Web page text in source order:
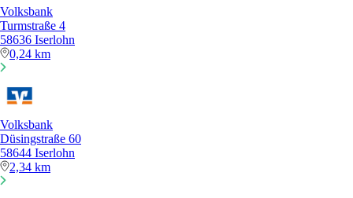
Volksbank
Turmstraße 4
58636 Iserlohn
0,24 km
Volksbank
Düsingstraße 60
58644 Iserlohn
2,34 km